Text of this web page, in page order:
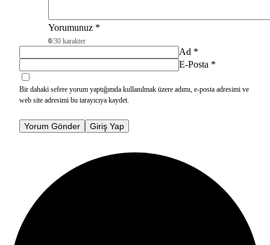
Yorumunuz *
0/30 karakter
Ad *
E-Posta *
Bir dahaki sefere yorum yaptığımda kullanılmak üzere adımı, e-posta adresimi ve
web site adresimi bu tarayıcıya kaydet.
Yorum Gönder Giriş Yap